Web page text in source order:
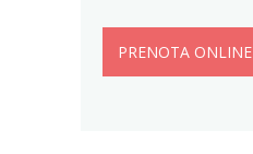
PRENOTA ONLINE